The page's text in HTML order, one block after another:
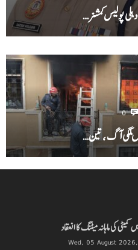
پولیس کمشنر…
0
آگ ، تین…
کی ماہانہ میٹنگ کا انعقاد
Wed, 05 August